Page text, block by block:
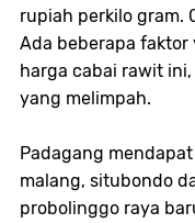
rupiah perkilo gram.
Ada beberapa
harga cabai rawit
yang melimpah.
Padagang
malang, situbondo
probolinggo raya